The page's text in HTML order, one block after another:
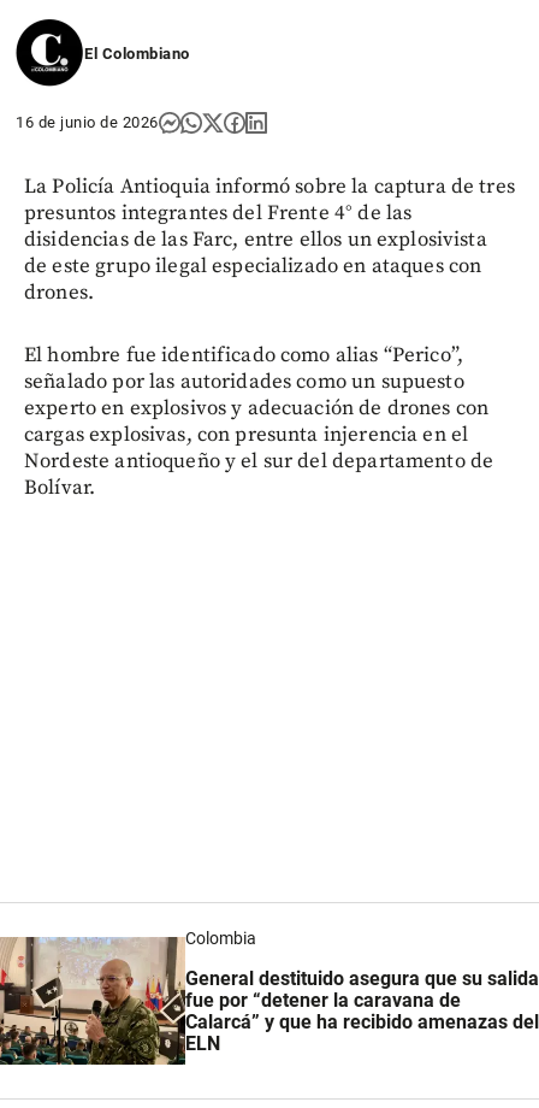
El Colombiano
16 de junio de 2026
La Policía Antioquia informó sobre la captura de tres
presuntos integrantes del Frente 4° de las
disidencias de las Farc, entre ellos un explosivista
de este grupo ilegal especializado en ataques con
drones.
El hombre fue identificado como alias “Perico”,
señalado por las autoridades como un supuesto
experto en explosivos y adecuación de drones con
cargas explosivas, con presunta injerencia en el
Nordeste antioqueño y el sur del departamento de
Bolívar.
Colombia
General destituido asegura que su salida
fue por “detener la caravana de
Calarcá” y que ha recibido amenazas del
ELN